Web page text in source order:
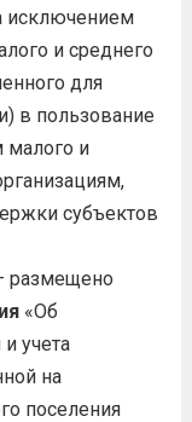
исключением
и среднего
для
в пользование
малого и
субъектов
размещено
«Об
учета
на
поселения